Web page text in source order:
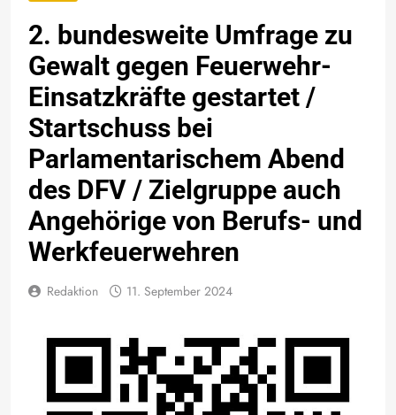
2. bundesweite Umfrage zu
Gewalt gegen Feuerwehr-
Einsatzkräfte gestartet /
Startschuss bei
Parlamentarischem Abend
des DFV / Zielgruppe auch
Angehörige von Berufs- und
Werkfeuerwehren
Redaktion 11. September 2024